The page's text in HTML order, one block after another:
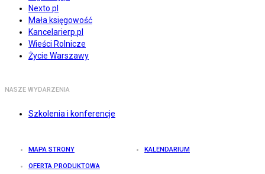
Nexto.pl
Mała księgowość
Kancelarierp.pl
Wieści Rolnicze
Życie Warszawy
NASZE WYDARZENIA
Szkolenia i konferencje
MAPA STRONY KALENDARIUM
OFERTA PRODUKTOWA